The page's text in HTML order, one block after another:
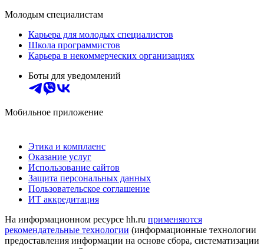
Молодым специалистам
Карьера для молодых специалистов
Школа программистов
Карьера в некоммерческих организациях
Боты для уведомлений
Мобильное приложение
Этика и комплаенс
Оказание услуг
Использование сайтов
Защита персональных данных
Пользовательское соглашение
ИТ аккредитация
На информационном ресурсе hh.ru применяются
рекомендательные технологии (информационные технологии
предоставления информации на основе сбора, систематизации